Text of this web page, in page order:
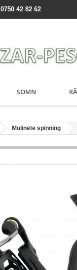
0750 42 82 62
SOMN
Mulinete spinning